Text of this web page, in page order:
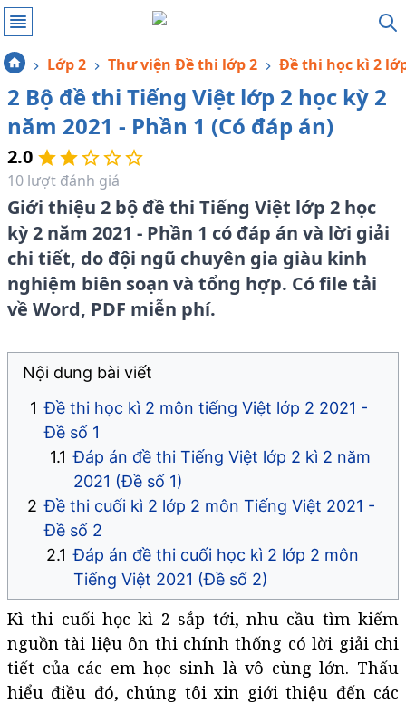
Lớp 2 Thư viện Đề thi lớp 2 Đề thi học kì 2
2 Bộ đề thi Tiếng Việt lớp 2 học kỳ 2
năm 2021 - Phần 1 (Có đáp án)
Giới thiệu 2 bộ đề thi Tiếng Việt lớp 2 học
kỳ 2 năm 2021 - Phần 1 có đáp án và lời giải
chi tiết, do đội ngũ chuyên gia giàu kinh
nghiệm biên soạn và tổng hợp. Có file tải
về Word, PDF miễn phí.
2.0
10 lượt đánh giá
Nội dung bài viết
Đề thi học kì 2 môn tiếng Việt lớp 2 2021 -
Đề số 1
Đáp án đề thi Tiếng Việt lớp 2 kì 2 năm
2021 (Đề số 1)
Đề thi cuối kì 2 lớp 2 môn Tiếng Việt 2021 -
Đề số 2
Đáp án đề thi cuối học kì 2 lớp 2 môn
Tiếng Việt 2021 (Đề số 2)
Kì thi cuối học kì 2 sắp tới, nhu cầu tìm kiếm
nguồn tài liệu ôn thi chính thống có lời giải chi
tiết của các em học sinh là vô cùng lớn. Thấu
hiểu điều đó, chúng tôi xin giới thiệu đến các